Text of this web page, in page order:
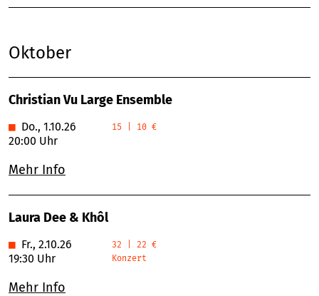
Oktober
Christian Vu Large Ensemble
■ Do., 1.10.26
20:00 Uhr
15 | 10 €
Mehr Info
Laura Dee & Khôl
■ Fr., 2.10.26
19:30 Uhr
32 | 22 €
Konzert
Mehr Info